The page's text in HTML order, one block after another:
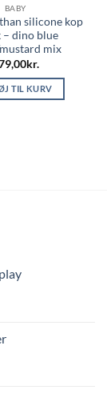
BABY
silicone kop
– dino blue
mix
kr.
TIL KURV